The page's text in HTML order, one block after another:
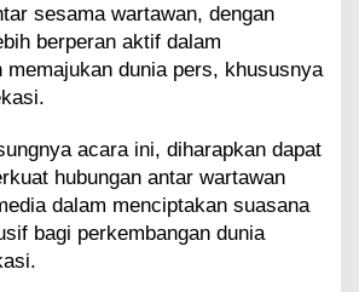
sesama wartawan, dengan
berperan aktif dalam
memajukan dunia pers, khususnya
acara ini, diharapkan dapat
hubungan antar wartawan
dalam menciptakan suasana
bagi perkembangan dunia